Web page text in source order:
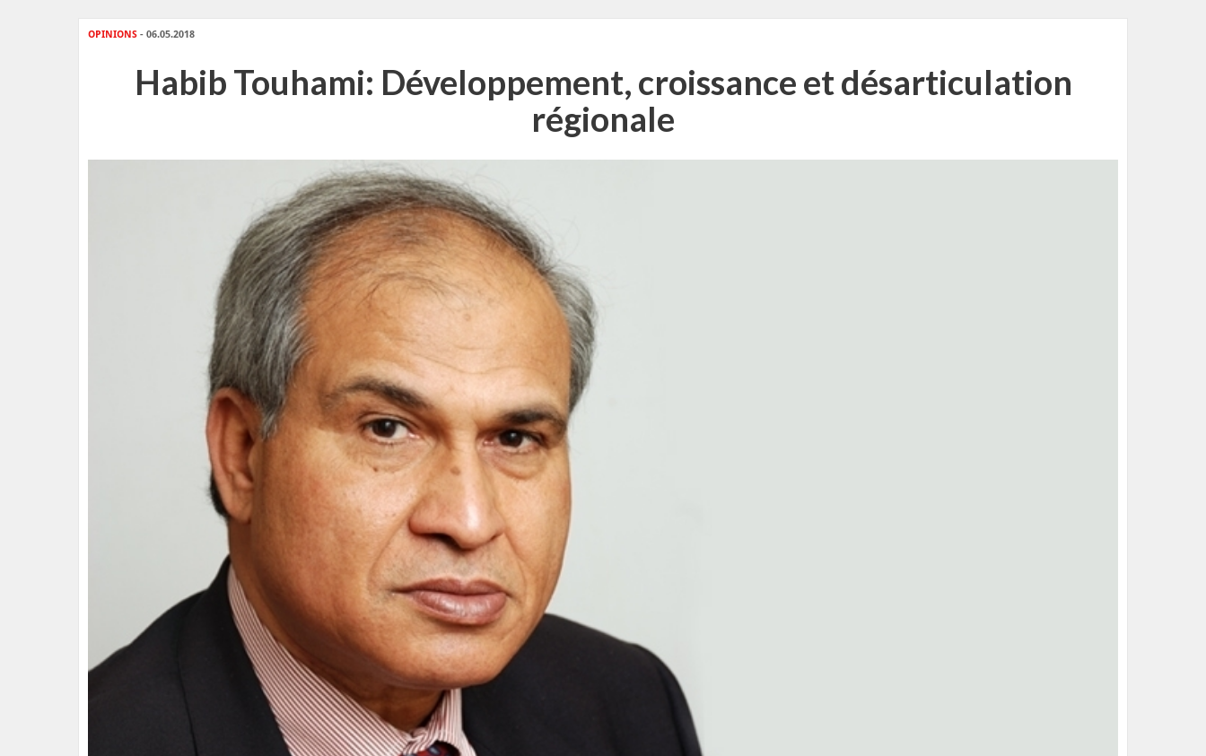
OPINIONS - 06.05.2018
Habib Touhami: Développement, croissance et désarticulation
régionale